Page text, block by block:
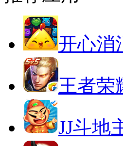
开心消
王者荣
JJ斗地